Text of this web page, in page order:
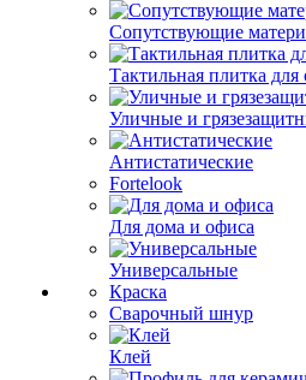
Сопутствующие
Тактильная плитка
Уличные и
Антистатические
Fortelook
Для дома и офиса
Универсальные
Краска
Сварочный шнур
Клей